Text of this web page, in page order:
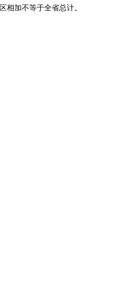
相加不等于全省总计。